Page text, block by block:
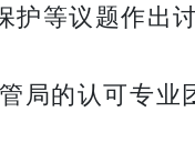
等议题作出讨
局的认可专